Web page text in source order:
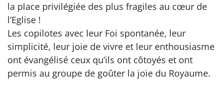
la place privilégiée des plus fragiles au cœur de
l’Eglise !
Les copilotes avec leur Foi spontanée, leur
simplicité, leur joie de vivre et leur enthousiasme
ont évangélisé ceux qu’ils ont côtoyés et ont
permis au groupe de goûter la joie du Royaume.